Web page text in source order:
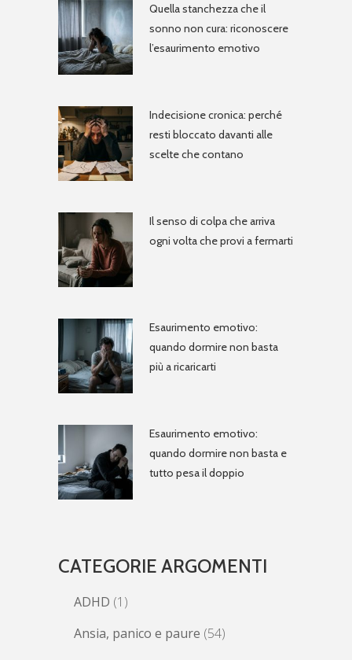
Quella stanchezza che il
sonno non cura: riconoscere
l’esaurimento emotivo
Indecisione cronica: perché
resti bloccato davanti alle
scelte che contano
Il senso di colpa che arriva
ogni volta che provi a fermarti
Esaurimento emotivo:
quando dormire non basta
più a ricaricarti
Esaurimento emotivo:
quando dormire non basta e
tutto pesa il doppio
CATEGORIE ARGOMENTI
ADHD (1)
Ansia, panico e paure (54)